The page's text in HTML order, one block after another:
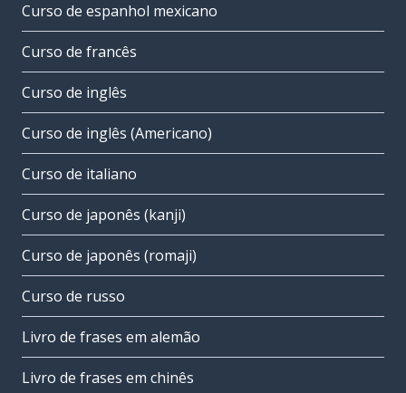
Curso de espanhol mexicano
Curso de francês
Curso de inglês
Curso de inglês (Americano)
Curso de italiano
Curso de japonês (kanji)
Curso de japonês (romaji)
Curso de russo
Livro de frases em alemão
Livro de frases em chinês